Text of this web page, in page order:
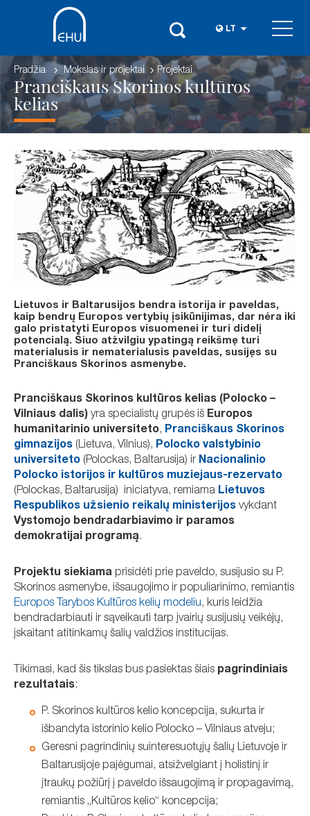
LT
Pradžia Mokslas ir projektai Projektai
Pranciškaus Skorinos kultūros
kelias
Lietuvos ir Baltarusijos bendra istorija ir paveldas,
kaip bendrų Europos vertybių įsikūnijimas, dar nėra iki
galo pristatyti Europos visuomenei ir turi didelį
potencialą. Šiuo atžvilgiu ypatingą reikšmę turi
materialusis ir nematerialusis paveldas, susijęs su
Pranciškaus Skorinos asmenybe.
Pranciškaus Skorinos kultūros kelias (Poloсko –
Vilniaus dalis) yra specialistų grupės iš Europos
humanitarinio universiteto, Pranciškaus Skorinos
gimnazijos (Lietuva, Vilnius), Poloсko valstybinio
universiteto (Polockas, Baltarusija) ir Nacionalinio
Poloсko istorijos ir kultūros muziejaus-rezervato
(Poloсkas, Baltarusija) iniciatyva, remiama Lietuvos
Respublikos užsienio reikalų ministerijos vykdant
Vystomojo bendradarbiavimo ir paramos
demokratijai programą.
Projektu siekiama prisidėti prie paveldo, susijusio su P.
Skorinos asmenybe, išsaugojimo ir populiarinimo, remiantis
Europos Tarybos Kultūros kelių modeliu, kuris leidžia
bendradarbiauti ir sąveikauti tarp įvairių susijusių veikėjų,
įskaitant atitinkamų šalių valdžios institucijas.
Tikimasi, kad šis tikslas bus pasiektas šiais pagrindiniais
rezultatais:
P. Skorinos kultūros kelio koncepcija, sukurta ir
išbandyta istorinio kelio Polocko – Vilniaus atveju;
Geresni pagrindinių suinteresuotųjų šalių Lietuvoje ir
Baltarusijoje pajėgumai, atsižvelgiant į holistinį ir
įtraukų požiūrį į paveldo išsaugojimą ir propagavimą,
remiantis „Kultūros kelio“ koncepcija;